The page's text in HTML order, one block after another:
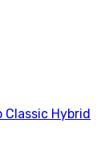
Classic Hybrid